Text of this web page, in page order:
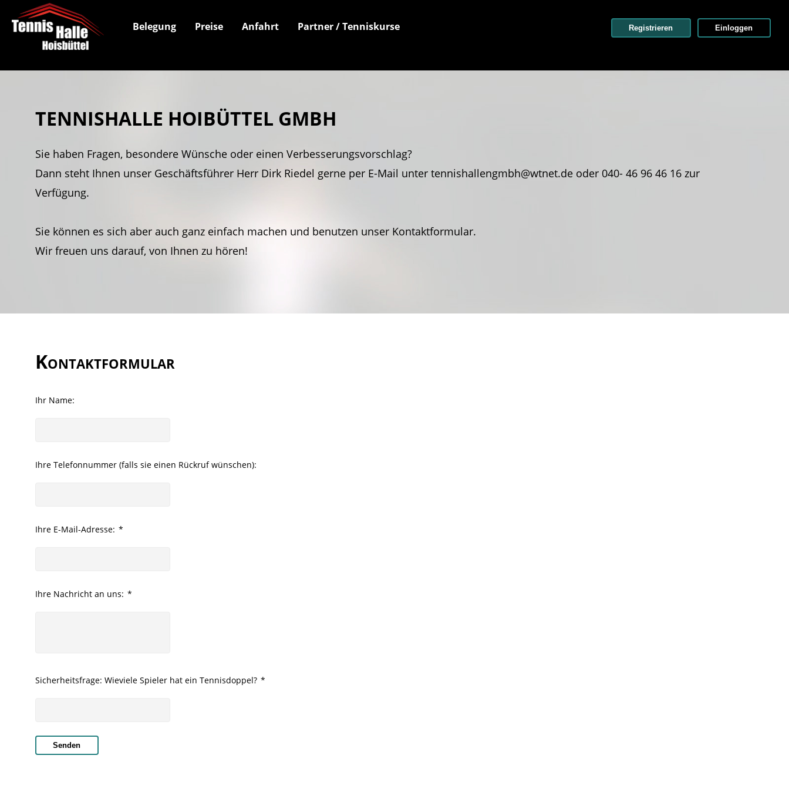
Belegung Preise Anfahrt Partner / Tenniskurse Registrieren Einloggen
TENNISHALLE HOIBÜTTEL GMBH
Sie haben Fragen, besondere Wünsche oder einen Verbesserungsvorschlag?
Dann steht Ihnen unser Geschäftsführer Herr Dirk Riedel gerne per E-Mail unter tennishallengmbh@wtnet.de oder 040- 46 96 46 16 zur
Verfügung.
Sie können es sich aber auch ganz einfach machen und benutzen unser Kontaktformular.
Wir freuen uns darauf, von Ihnen zu hören!
Kontaktformular
Ihr Name:
Ihre Telefonnummer (falls sie einen Rückruf wünschen):
Ihre E-Mail-Adresse: *
Ihre Nachricht an uns: *
Sicherheitsfrage: Wieviele Spieler hat ein Tennisdoppel? *
Senden